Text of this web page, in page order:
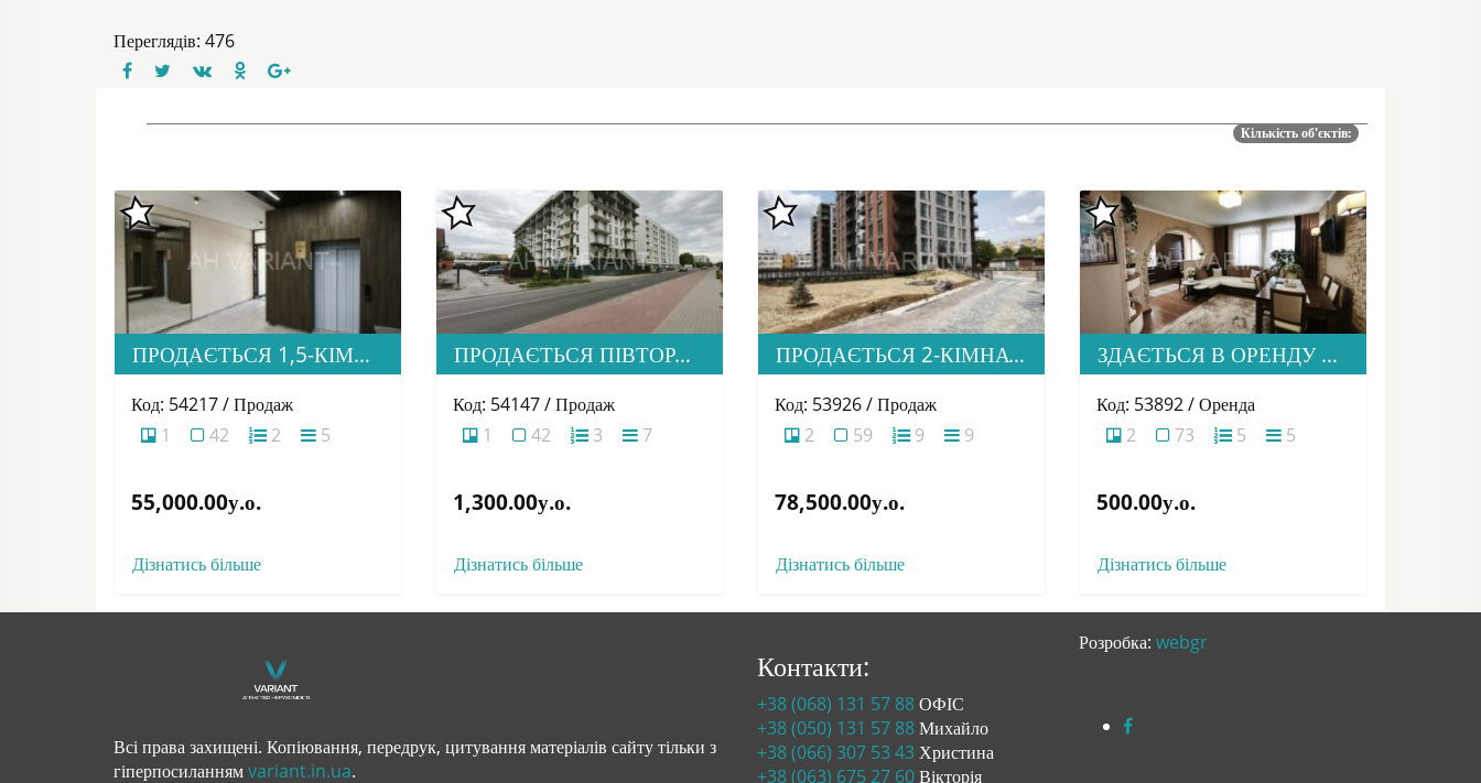
Переглядів: 476
Кількість об'єктів:
ПРОДАЄТЬСЯ 1,5-КІМНАТНА КВАРТИРА В НОВОБУДОВІ ЖК «ЗАГОРСЬКА»
Код: 54217 / Продаж
1
42 2 5
55,000.00у.о.
Дізнатись більше
ПРОДАЄТЬСЯ ПІВТОРАШКА (1.5) КВАРТИРА З ІДЕАЛЬНОЮ ЛОКАЦІЄЮ, ЖК HOME
Код: 54147 / Продаж
1
42 3 7
1,300.00у.о.
Дізнатись більше
ПРОДАЄТЬСЯ 2-КІМНАТНА КВАРТИРА В М. УЖГОРОД, ВУЛ. ТЛЕХАСА 19, ЖК “WEST TOWERS”
Код: 53926 / Продаж
2
59 9 9
78,500.00у.о.
Дізнатись більше
ЗДАЄТЬСЯ В ОРЕНДУ СІМЕЙНА ДВОРІВНЕВА КВАРТИРА В М. УЖГОРОД
Код: 53892 / Оренда
2
73 5 5
500.00у.о.
Дізнатись більше
Всі права захищені. Копіювання, передрук, цитування матеріалів сайту тільки з
гіперпосиланнямvariant.in.ua.
Контакти:
+38 (068) 131 57 88ОФІС
+38 (050) 131 57 88Михайло
+38 (066) 307 53 43 Христина
+38 (063) 675 27 60Вікторія
Розробка: webgr